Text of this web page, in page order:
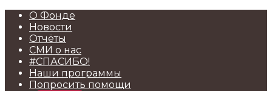
О Фонде
Новости
Отчёты
СМИ о нас
#СПАСИБО!
Наши программы
Попросить помощи